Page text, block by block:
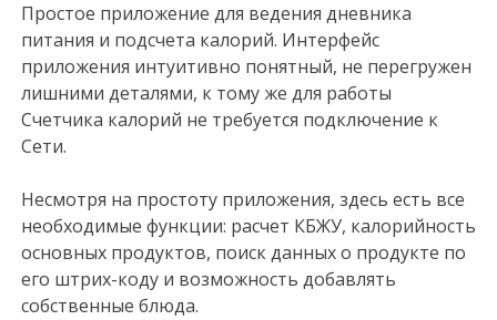
Простое приложение для ведения дневника
питания и подсчета калорий. Интерфейс
приложения интуитивно понятный, не перегружен
лишними деталями, к тому же для работы
Счетчика калорий не требуется подключение к
Сети.
Несмотря на простоту приложения, здесь есть все
необходимые функции: расчет КБЖУ, калорийность
основных продуктов, поиск данных о продукте по
его штрих-коду и возможность добавлять
собственные блюда.